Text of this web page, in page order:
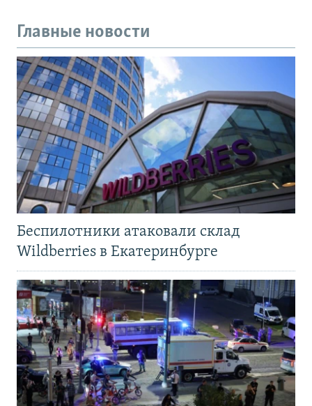
Главные новости
Беспилотники атаковали склад
Wildberries в Екатеринбурге